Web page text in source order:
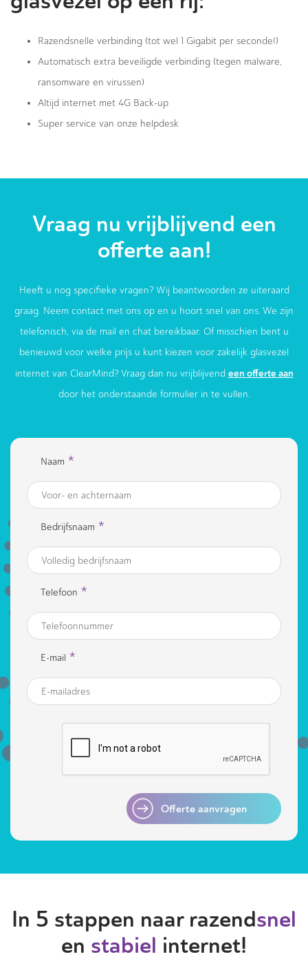
Razendsnelle verbinding (tot wel 1 Gigabit per seconde!)
Automatisch extra beveiligde verbinding (tegen malware,
ransomware en virussen)
Altijd internet met 4G Back-up
Super service van onze helpdesk
Vraag nu vrijblijvend een
offerte aan!
Heeft u nog specifieke vragen? Wij beantwoorden ze uiteraard
graag. Neem contact met ons op en u hoort snel van ons. We zijn
telefonisch, via de mail en chat bereikbaar. Of misschien bent u
benieuwd voor welke prijs u kunt kiezen voor zakelijk glasvezel
internet van ClearMind? Vraag dan nu vrijblijvend een offerte aan
door het onderstaande formulier in te vullen.
Naam *
Bedrijfsnaam *
Telefoon *
E-mail *
Offerte aanvragen
In 5 stappen naar razendsnel
en stabiel internet!